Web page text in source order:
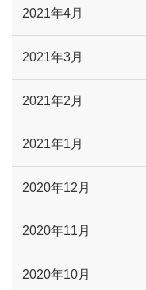
2021年4月
2021年3月
2021年2月
2021年1月
2020年12月
2020年11月
2020年10月